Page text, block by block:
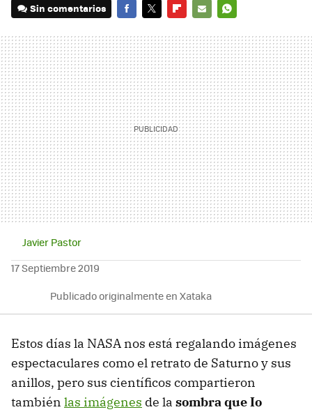
Sin comentarios
MAIL
Javier Pastor
17 Septiembre 2019
Publicado originalmente en Xataka
Estos días la NASA nos está regalando imágenes
espectaculares como el retrato de Saturno y sus
anillos, pero sus científicos compartieron
también las imágenes de la sombra que Io